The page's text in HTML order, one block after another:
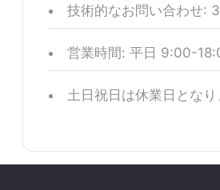
技術的なお問い合わせ:
営業時間: 平日 9:00-
土日祝日は休業日となり